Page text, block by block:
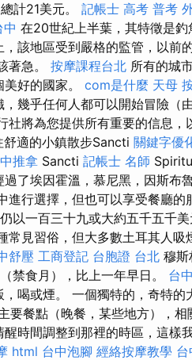
計21美元。 記帳士 高考 普考
中 在20世紀上半葉，其特徵是釣
，該地區受到嚴格的監管，以前
著急。 按摩課程台北 所有的城
好的國家。 com是什麼 天母
幾乎任何人都可以開始冒險（
社將為您提供所有重要的信息，
適的小鎮散步Sancti 關鍵字優
推拿 Sancti 記帳士 名師
了埃因霍溫，慕尼黑，因斯布
進行選擇，但也可以享受餐廳的
以一百三十九或大約五千五千美
常見習俗，但大多數土耳其人
舒壓 工商登記 台胞證 台北 穆斯
禁食月），比上一年早日。 台
喝或煙。 一個獨特的，奇特
要餐點（晚餐，某些地方），
時間調整到那裡的時區，這樣
html 台中泡腳 經絡按摩教學